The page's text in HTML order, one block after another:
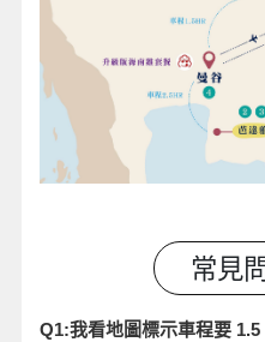
Q1:我看地圖標示車程要 1.5